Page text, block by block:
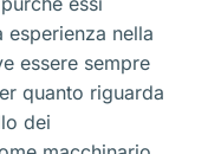
esperienza nella
essere sempre
quanto riguarda
dei